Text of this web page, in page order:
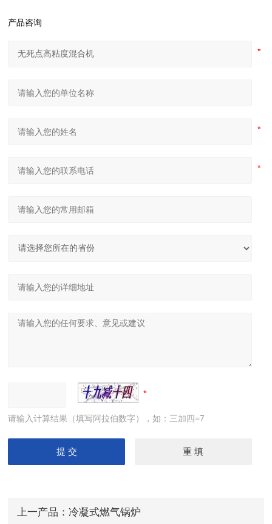
产品咨询
请输入计算结果（填写阿拉伯数字），如：三加四=7
上一产品： 冷凝式燃气锅炉